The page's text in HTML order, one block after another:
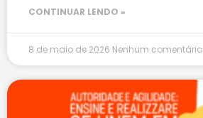
CONTINUAR LENDO »
8 de maio de 2026 Nenhum comentário